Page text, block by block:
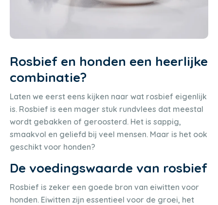
Rosbief en honden een heerlijke
combinatie?
Laten we eerst eens kijken naar wat rosbief eigenlijk
is. Rosbief is een mager stuk rundvlees dat meestal
wordt gebakken of geroosterd. Het is sappig,
smaakvol en geliefd bij veel mensen. Maar is het ook
geschikt voor honden?
De voedingswaarde van rosbief
Rosbief is zeker een goede bron van eiwitten voor
honden. Eiwitten zijn essentieel voor de groei, het